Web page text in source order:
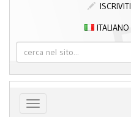
ISCRIVITI
ITALIANO
Toggle navigation